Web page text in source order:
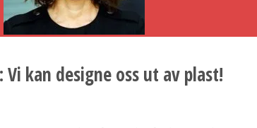
Vi kan designe oss ut av plast!